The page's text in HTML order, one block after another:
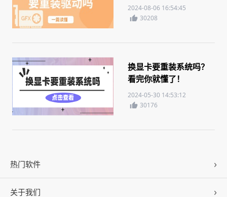
2024-08-06 16:54:45
30208
换显卡要重装系统吗？
看完你就懂了！
2024-05-30 14:53:12
30176
热门软件
驱动人生
关于我们